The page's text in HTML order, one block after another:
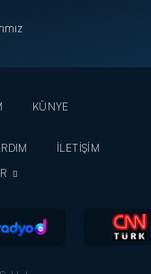
KÜNYE
İLETİŞİM